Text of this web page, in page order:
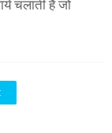
चलाती हैं जो